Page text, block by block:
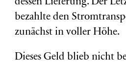
dessen Lieferung. Der
bezahlte den
zunächst in voller Höhe.
Dieses Geld blieb nicht